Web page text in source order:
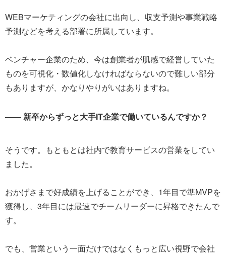
WEBマーケティングの会社に出向し、収支予測や事業戦略
予測などを考える部署に所属しています。
ベンチャー企業のため、今は創業者が肌感で経営していた
ものを可視化・数値化しなければならないので難しい部分
もありますが、かなりやりがいはありますね。
―― 新卒からずっと大手IT企業で働いているんですか？
そうです。もともとは社内で教育サービスの営業をしてい
ました。
おかげさまで好成績を上げることができ、1年目で準MVPを
獲得し、3年目には最速でチームリーダーに昇格できたんで
す。
でも、営業という一面だけではなくもっと広い視野で会社